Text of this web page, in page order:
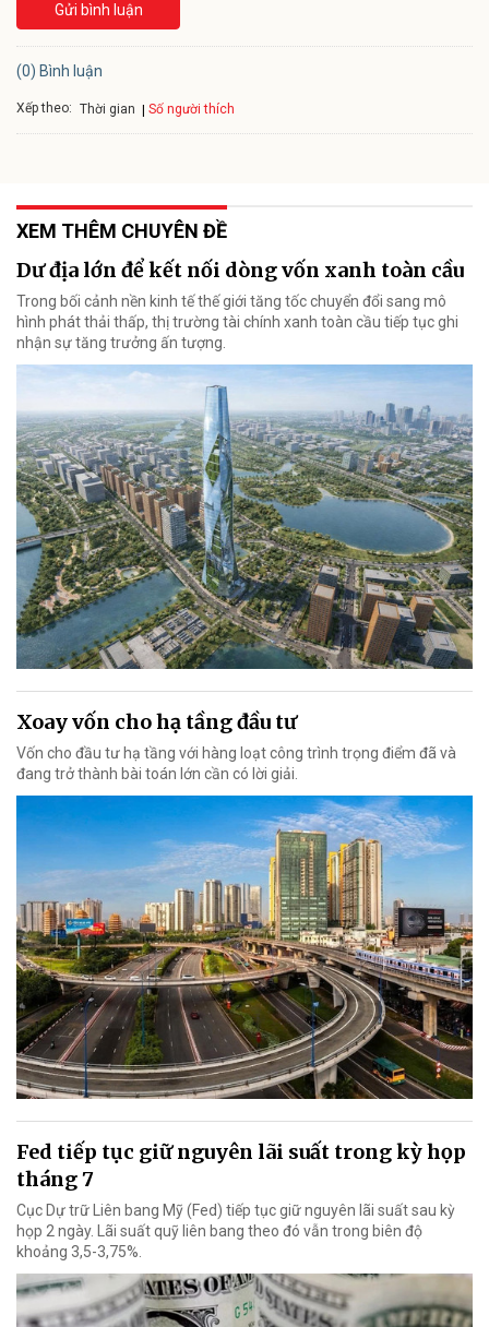
Gửi bình luận
(0) Bình luận
Xếp theo: Thời gian Số người thích
XEM THÊM CHUYÊN ĐỀ
Dư địa lớn để kết nối dòng vốn xanh toàn cầu
Trong bối cảnh nền kinh tế thế giới tăng tốc chuyển đổi sang mô
hình phát thải thấp, thị trường tài chính xanh toàn cầu tiếp tục ghi
nhận sự tăng trưởng ấn tượng.
Xoay vốn cho hạ tầng đầu tư
Vốn cho đầu tư hạ tầng với hàng loạt công trình trọng điểm đã và
đang trở thành bài toán lớn cần có lời giải.
Fed tiếp tục giữ nguyên lãi suất trong kỳ họp
tháng 7
Cục Dự trữ Liên bang Mỹ (Fed) tiếp tục giữ nguyên lãi suất sau kỳ
họp 2 ngày. Lãi suất quỹ liên bang theo đó vẫn trong biên độ
khoảng 3,5-3,75%.